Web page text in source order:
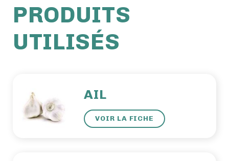
PRODUITS
UTILISÉS
AIL
VOIR LA FICHE